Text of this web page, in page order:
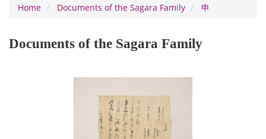
Home
Documents of the Sagara Family 申
Documents of the Sagara Family